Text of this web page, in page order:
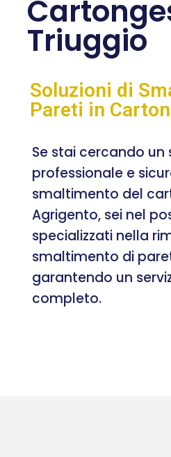
Triuggio
Soluzioni di
Pareti in
Se stai cercando un
professionale e
smaltimento del
Agrigento, sei nel
specializzati nella
smaltimento di
garantendo un
completo.